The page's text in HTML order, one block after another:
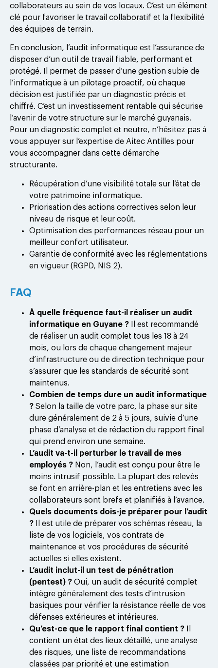
collaborateurs au sein de vos locaux. C’est un élément
clé pour favoriser le travail collaboratif et la flexibilité
des équipes de terrain.
En conclusion, l’audit informatique est l’assurance de
disposer d’un outil de travail fiable, performant et
protégé. Il permet de passer d’une gestion subie de
l’informatique à un pilotage proactif, où chaque
décision est justifiée par un diagnostic précis et
chiffré. C’est un investissement rentable qui sécurise
l’avenir de votre structure sur le marché guyanais.
Pour un diagnostic complet et neutre, n’hésitez pas à
vous appuyer sur l’expertise de Aitec Antilles pour
vous accompagner dans cette démarche
structurante.
Récupération d’une visibilité totale sur l’état de
votre patrimoine informatique.
Priorisation des actions correctives selon leur
niveau de risque et leur coût.
Optimisation des performances réseau pour un
meilleur confort utilisateur.
Garantie de conformité avec les réglementations
en vigueur (RGPD, NIS 2).
FAQ
À quelle fréquence faut-il réaliser un audit
informatique en Guyane ? Il est recommandé
de réaliser un audit complet tous les 18 à 24
mois, ou lors de chaque changement majeur
d’infrastructure ou de direction technique pour
s’assurer que les standards de sécurité sont
maintenus.
Combien de temps dure un audit informatique
? Selon la taille de votre parc, la phase sur site
dure généralement de 2 à 5 jours, suivie d’une
phase d’analyse et de rédaction du rapport final
qui prend environ une semaine.
L’audit va-t-il perturber le travail de mes
employés ? Non, l’audit est conçu pour être le
moins intrusif possible. La plupart des relevés
se font en arrière-plan et les entretiens avec les
collaborateurs sont brefs et planifiés à l’avance.
Quels documents dois-je préparer pour l’audit
? Il est utile de préparer vos schémas réseau, la
liste de vos logiciels, vos contrats de
maintenance et vos procédures de sécurité
actuelles si elles existent.
L’audit inclut-il un test de pénétration
(pentest) ? Oui, un audit de sécurité complet
intègre généralement des tests d’intrusion
basiques pour vérifier la résistance réelle de vos
défenses extérieures et intérieures.
Qu’est-ce que le rapport final contient ?
contient un état des lieux détaillé, une analyse
des risques, une liste de recommandations
classées par priorité et une estimation